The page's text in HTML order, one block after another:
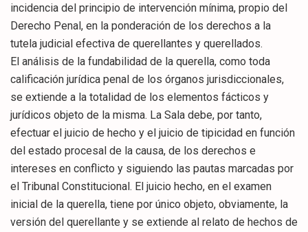
incidencia del principio de intervención mínima, propio del
Derecho Penal, en la ponderación de los derechos a la
tutela judicial efectiva de querellantes y querellados.
El análisis de la fundabilidad de la querella, como toda
calificación jurídica penal de los órganos jurisdiccionales,
se extiende a la totalidad de los elementos fácticos y
jurídicos objeto de la misma. La Sala debe, por tanto,
efectuar el juicio de hecho y el juicio de tipicidad en función
del estado procesal de la causa, de los derechos e
intereses en conflicto y siguiendo las pautas marcadas por
el Tribunal Constitucional. El juicio hecho, en el examen
inicial de la querella, tiene por único objeto, obviamente, la
versión del querellante y se extiende al relato de hechos de